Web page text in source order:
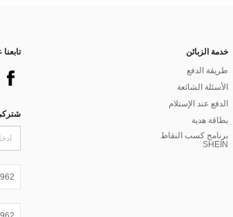
خدمة الزبائن
طريقة الدفع
الأسئلة الشائعة
الدفع عند الإستلام
بطاقة هدية
برنامج كسب النقاط
SHEIN